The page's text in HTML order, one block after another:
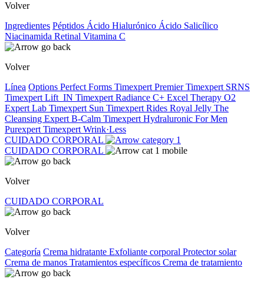
Volver
Ingredientes Péptidos Ácido Hialurónico Ácido Salicílico
Niacinamida Retinal Vitamina C
Volver
Línea Options Perfect Forms Timexpert PremierTimexpert SRNS
Timexpert Lift_IN Timexpert Radiance C+ Excel Therapy O2
Expert Lab Timexpert Sun Timexpert Rides Royal Jelly The
Cleansing Expert B-Calm Timexpert Hydraluronic For Men
Purexpert Timexpert Wrink·Less
CUIDADO CORPORAL
CUIDADO CORPORAL
Volver
CUIDADO CORPORAL
Volver
Categoría Crema hidratante Exfoliante corporal Protector solar
Crema de manos Tratamientos específicos Crema de tratamiento